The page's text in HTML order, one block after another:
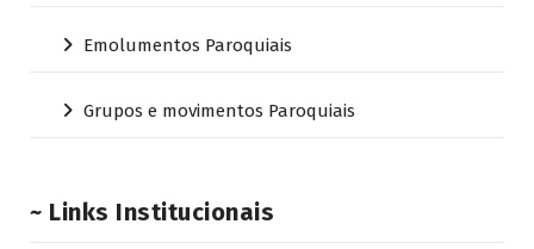
Emolumentos Paroquiais
Grupos e movimentos Paroquiais
~ Links Institucionais